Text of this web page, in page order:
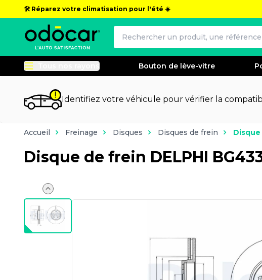
🛠️ Réparez votre climatisation pour l'été ☀️
Tous nos rayons Bouton de lève-vitre
Identifiez votre véhicule pour vérifier la
Accueil Freinage Disques Disques de frein Disque
Disque de frein DELPHI